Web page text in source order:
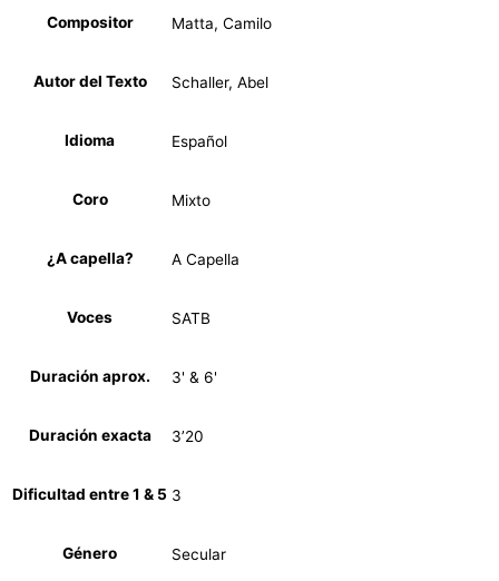
Compositor Matta, Camilo
Autor del Texto Schaller, Abel
Idioma Español
Coro Mixto
¿A capella? A Capella
Voces SATB
Duración aprox. 3' & 6'
Duración exacta 3’20
Dificultad entre 1 & 5 3
Género Secular